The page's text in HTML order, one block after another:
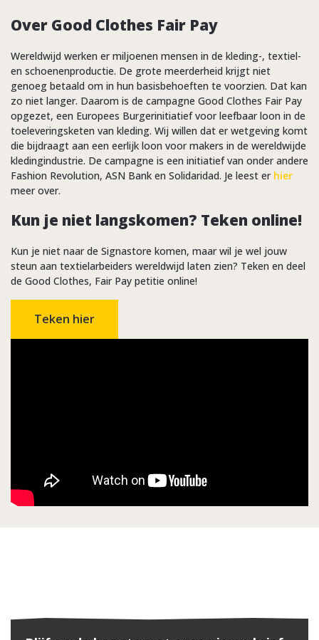
Over Good Clothes Fair Pay
Wereldwijd werken er miljoenen mensen in de kleding-, textiel-
en schoenenproductie. De grote meerderheid krijgt niet
genoeg betaald om in hun basisbehoeften te voorzien. Dat kan
zo niet langer. Daarom is de campagne Good Clothes Fair Pay
opgezet, een Europees Burgerinitiatief voor leefbaar loon in de
toeleveringsketen van kleding. Wij willen dat er wetgeving komt
die bijdraagt aan een eerlijk loon voor makers in de wereldwijde
kledingindustrie. De campagne is een initiatief van onder andere
Fashion Revolution, ASN Bank en Solidaridad. Je leest er hier
meer over.
Kun je niet langskomen? Teken online!
Kun je niet naar de Signastore komen, maar wil je wel jouw
steun aan textielarbeiders wereldwijd laten zien? Teken en deel
de Good Clothes, Fair Pay petitie online!
Teken hier